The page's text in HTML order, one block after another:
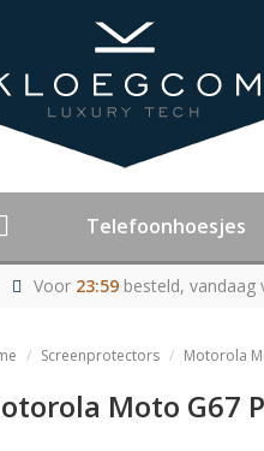
Telefoonhoesjes
Voor 23:59besteld, vandaag
Screenprotectors Motorola
Moto G67